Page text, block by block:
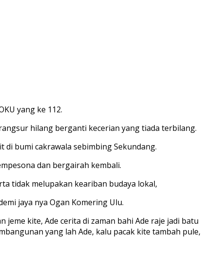
yang ke 112.
hilang berganti kecerian yang tiada terbilang.
bumi cakrawala sebimbing Sekundang.
dan bergairah kembali.
tidak melupakan keariban budaya lokal,
jaya nya Ogan Komering Ulu.
kite, Ade cerita di zaman bahi Ade raje jadi batu
yang lah Ade, kalu pacak kite tambah pule,